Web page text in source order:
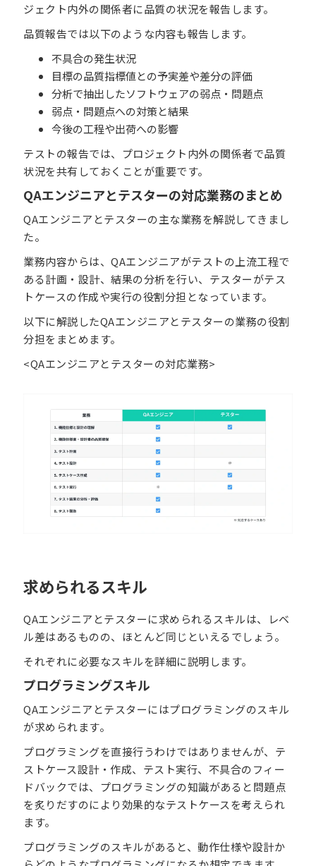
ジェクト内外の関係者に品質の状況を報告します。
品質報告では以下のような内容も報告します。
不具合の発生状況
目標の品質指標値との予実差や差分の評価
分析で抽出したソフトウェアの弱点・問題点
弱点・問題点への対策と結果
今後の工程や出荷への影響
テストの報告では、プロジェクト内外の関係者で品質
状況を共有しておくことが重要です。
QAエンジニアとテスターの対応業務のまとめ
QAエンジニアとテスターの主な業務を解説してきまし
た。
業務内容からは、QAエンジニアがテストの上流工程で
ある計画・設計、結果の分析を行い、テスターがテス
トケースの作成や実行の役割分担となっています。
以下に解説したQAエンジニアとテスターの業務の役割
分担をまとめます。
<QAエンジニアとテスターの対応業務>
求められるスキル
QAエンジニアとテスターに求められるスキルは、レベ
ル差はあるものの、ほとんど同じといえるでしょう。
それぞれに必要なスキルを詳細に説明します。
プログラミングスキル
QAエンジニアとテスターにはプログラミングのスキル
が求められます。
プログラミングを直接行うわけではありませんが、テ
ストケース設計・作成、テスト実行、不具合のフィー
ドバックでは、プログラミングの知識があると問題点
を炙りだすのにより効果的なテストケースを考えられ
ます。
プログラミングのスキルがあると、動作仕様や設計か